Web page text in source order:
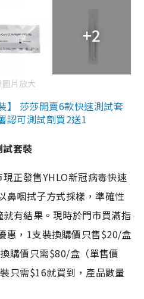
+2
圖片放大
】 莎莎開賣6款快速測試套
認可測試劑買2送1
試套裝
正發售YHLO新冠病毒快速
鼻咽拭子方式採樣，準確性
有結果。現時於門市買滿指
惠，1支裝換購價只售$20/盒
購價只需$80/盒（單售價
只需$16就買到，產品數量